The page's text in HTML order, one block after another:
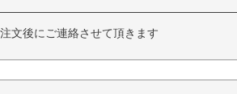
文後にご連絡させて頂きます